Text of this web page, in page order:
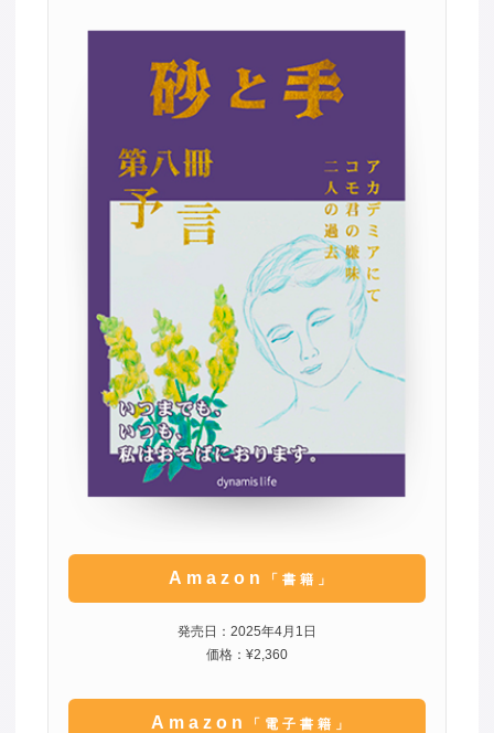
Amazon 「書籍」
発売日：2025年4月1日
価格：¥2,360
Amazon 「電子書籍」